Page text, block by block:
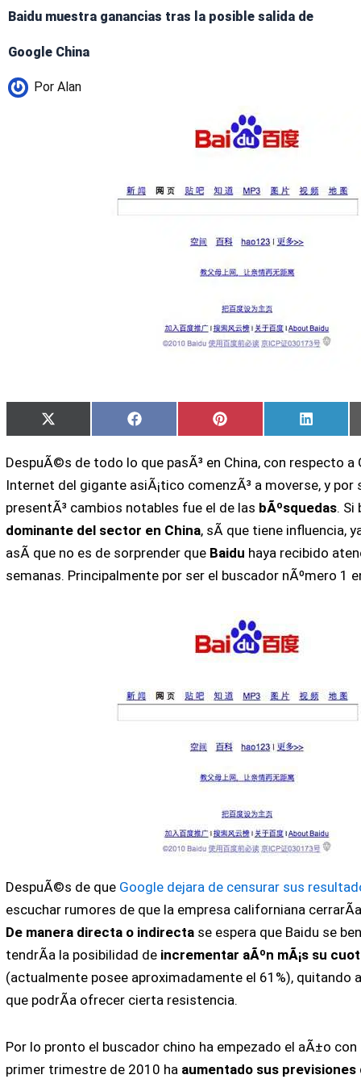
Baidu muestra ganancias tras la posible salida de
Google China
Por Alan
Compartir
en
X
(Twitter)
Compartir
en
Facebook
Compartir
en
Pinterest
en
LinkedIn
DespuÃ©s de todo lo que pasÃ³ en China, con respecto a
Internet del gigante asiÃ¡tico comenzÃ³ a moverse, y
presentÃ³ cambios notables fue el de las bÃºsquedas. Si
dominante del sector en China, sÃ­ que tiene influencia,
asÃ­ que no es de sorprender que Baidu haya recibido
semanas. Principalmente por ser el buscador nÃºmero 1
DespuÃ©s de que Google dejara de censurar sus
escuchar rumores de que la empresa californiana
De manera directa o indirectase espera que Baidu se
tendrÃ­a la posibilidad de incrementar aÃºn mÃ¡s su
(actualmente posee aproximadamente el 61%), quitando
que podrÃ­a ofrecer cierta resistencia.
Por lo pronto el buscador chino ha empezado el aÃ±o
primer trimestre de 2010 ha aumentado sus previsiones